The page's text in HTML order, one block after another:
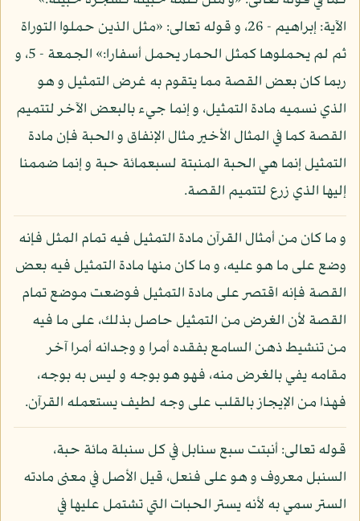
الآية: إبراهيم - 26، و قوله تعالى: «مثل الذين حملوا التوراة
ثم لم يحملوها كمثل الحمار يحمل أسفارا:» الجمعة - 5، و
ربما كان بعض القصة مما يتقوم به غرض التمثيل و هو
الذي نسميه مادة التمثيل، و إنما جيء بالبعض الآخر لتتميم
القصة كما في المثال الأخير مثال الإنفاق و الحبة فإن مادة
التمثيل إنما هي الحبة المنبتة لسبعمائة حبة و إنما ضممنا
إليها الذي زرع لتتميم القصة.
و ما كان من أمثال القرآن مادة التمثيل فيه تمام المثل فإنه
وضع على ما هو عليه، و ما كان منها مادة التمثيل فيه بعض
القصة فإنه اقتصر على مادة التمثيل فوضعت موضع تمام
القصة لأن الغرض من التمثيل حاصل بذلك، على ما فيه
من تنشيط ذهن السامع بفقده أمرا و وجدانه أمرا آخر
مقامه يفي بالغرض منه، فهو هو بوجه و ليس به بوجه،
فهذا من الإيجاز بالقلب على وجه لطيف يستعمله القرآن.
قوله تعالى: أنبتت سبع سنابل في كل سنبلة مائة حبة،
السنبل معروف و هو على فنعل، قيل الأصل في معنى مادته
الستر سمي به لأنه يستر الحبات التي تشتمل عليها في